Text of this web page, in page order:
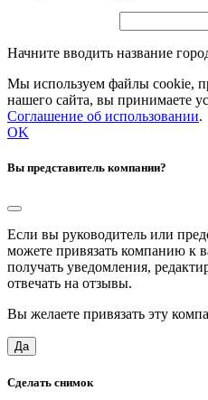
Начните вводить название
Мы используем файлы cookie,
нашего сайта, вы принимаете
Соглашение об использовании.
OK
Вы представитель компании?
Если вы руководитель или
можете привязать компанию к
получать уведомления,
отвечать на отзывы.
Вы желаете привязать эту
Да
Сделать снимок